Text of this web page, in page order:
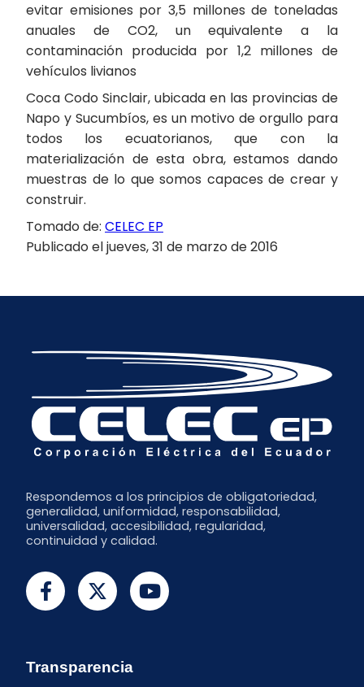
evitar emisiones por 3,5 millones de toneladas
anuales de CO2, un equivalente a la
contaminación producida por 1,2 millones de
vehículos livianos
Coca Codo Sinclair, ubicada en las provincias de
Napo y Sucumbíos, es un motivo de orgullo para
todos los ecuatorianos, que con la
materialización de esta obra, estamos dando
muestras de lo que somos capaces de crear y
construir.
Tomado de: CELEC EP
Publicado el jueves, 31 de marzo de 2016
Respondemos a los principios de obligatoriedad,
generalidad, uniformidad, responsabilidad,
universalidad, accesibilidad, regularidad,
continuidad y calidad.
Transparencia